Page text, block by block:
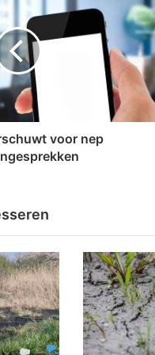
voor nep